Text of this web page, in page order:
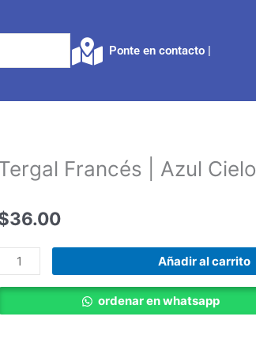
Ponte en contacto |​
Francés | Azul Cielo
36.00
Tergal
|
Azul
Añadir al carrito
ordenar en whatsapp